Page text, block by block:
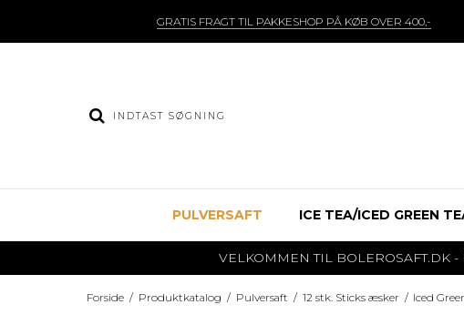
GRATIS FRAGT TIL PAKKESHOP PÅ KØB OVER 400,-
PULVERSAFT ICE TEA/ICED GREEN
VELKOMMEN TIL BOLEROSAFT.DK
Forside / Produktkatalog / Pulversaft / 12 stk. Sticks æsker / Iced